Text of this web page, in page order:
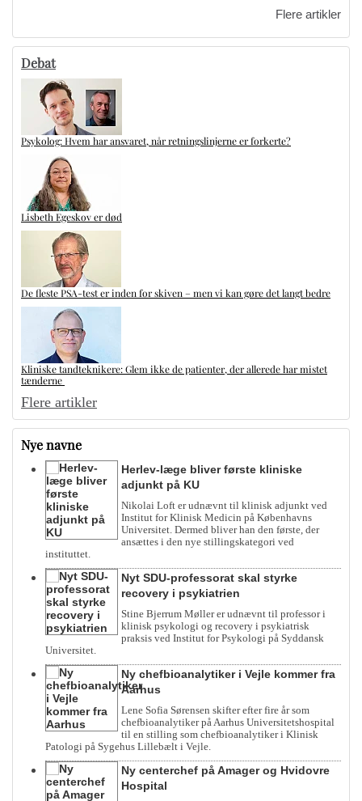
Flere artikler
Debat
Psykolog: Hvem har ansvaret, når retningslinjerne er forkerte?
Lisbeth Egeskov er død
De fleste PSA-test er inden for skiven – men vi kan gøre det langt bedre
Kliniske tandteknikere: Glem ikke de patienter, der allerede har mistet
tænderne
Flere artikler
Nye navne
Herlev-læge bliver første kliniske
adjunkt på KU
Nikolai Loft er udnævnt til klinisk adjunkt ved
Institut for Klinisk Medicin på Københavns
Universitet. Dermed bliver han den første, der
ansættes i den nye stillingskategori ved
instituttet.
Nyt SDU-professorat skal styrke
recovery i psykiatrien
Stine Bjerrum Møller er udnævnt til professor i
klinisk psykologi og recovery i psykiatrisk
praksis ved Institut for Psykologi på Syddansk
Universitet.
Ny chefbioanalytiker i Vejle kommer fra
Aarhus
Lene Sofia Sørensen skifter efter fire år som
chefbioanalytiker på Aarhus Universitetshospital
til en stilling som chefbioanalytiker i Klinisk
Patologi på Sygehus Lillebælt i Vejle.
Ny centerchef på Amager og Hvidovre
Hospital